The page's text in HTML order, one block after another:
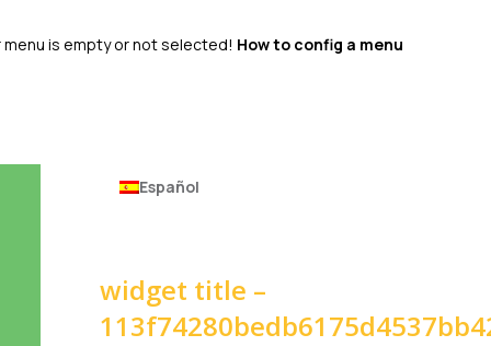
menu is empty or not selected! How to config a menu
Español
widget title –